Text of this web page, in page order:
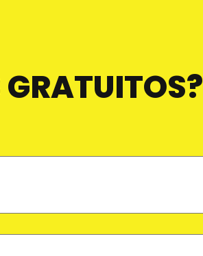
GRATUITOS?